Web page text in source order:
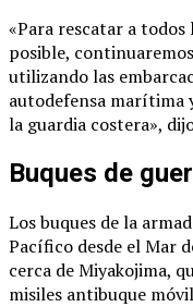
«Para rescatar a
posible,
utilizando las
autodefensa marítima
la guardia costera»,
Buques de
Los buques de la
Pacífico desde el Mar
cerca de Miyakojima,
misiles antibuque